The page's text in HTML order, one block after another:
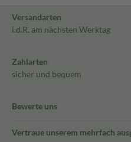
Versandarten
i.d.R. am nächsten Werktag
Zahlarten
sicher und bequem
Bewerte uns
Vertraue unserem mehrfach